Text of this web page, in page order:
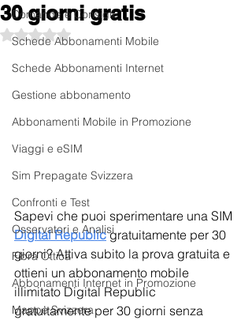
Domande e Consigli
Schede Abbonamenti Mobile
Schede Abbonamenti Internet
Gestione abbonamento
Abbonamenti Mobile in Promozione
Viaggi e eSIM
Sim Prepagate Svizzera
Confronti e Test
Osservatori e Analisi
Fibra Ottica
Abbonamenti Internet in Promozione
Mappe Svizzera
30 giorni gratis
Valutazione NaN stelle su 5.
Sapevi che puoi sperimentare una SIM
Digital Republic gratuitamente per 30
giorni? Attiva subito la prova gratuita e
ottieni un abbonamento mobile
illimitato Digital Republic
gratuitamente per 30 giorni senza